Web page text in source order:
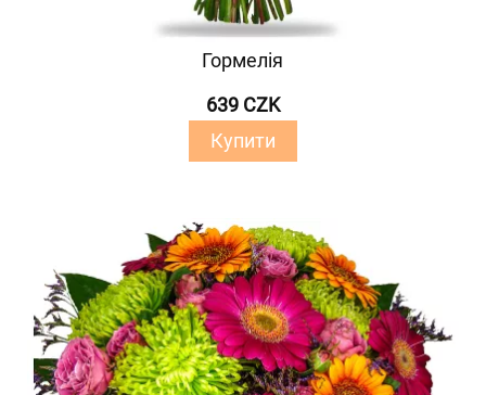
Гормелія
639 CZK
Купити